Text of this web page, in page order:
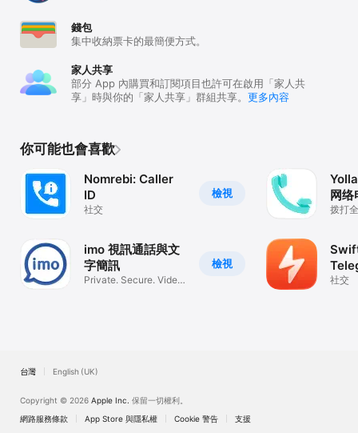
錢包
集中收納票卡的最簡便方式。
家人共享
部分 App 內購買和訂閱項目也許可在啟用「家人共
享」時與你的「家人共享」群組共享。 更多內容
你可能也會喜歡
檢視
Nomrebi: Caller
ID
社交
檢視
imo 視訊通話與文
字簡訊
Private. Secure. Video
网
拨打
社交
台灣 English (UK)
Copyright © 2026 Apple Inc. 保留一切權利。
網路服務條款
App Store 與隱私權 Cookie 警告 支援